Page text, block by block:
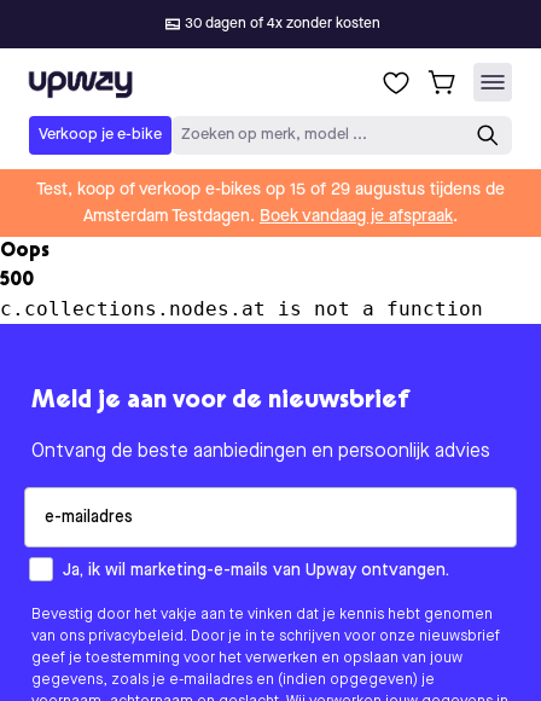
30 dagen of 4x zonder kosten
Upway
Verkoop je e-bike Zoeken op merk, model ...
Test, koop of verkoop e-bikes op 15 of 29 augustus tijdens de
Amsterdam Testdagen. Boek vandaag je afspraak.
Oops
500
c.collections.nodes.at is not a function
Meld je aan voor de nieuwsbrief
Ontvang de beste aanbiedingen en persoonlijk advies
How would you like to hear from us?
Ja, ik wil marketing-e-mails van Upway ontvangen.
Bevestig door het vakje aan te vinken dat je kennis hebt genomen
van ons privacybeleid. Door je in te schrijven voor onze nieuwsbrief
geef je toestemming voor het verwerken en opslaan van jouw
gegevens, zoals je e-mailadres en (indien opgegeven) je